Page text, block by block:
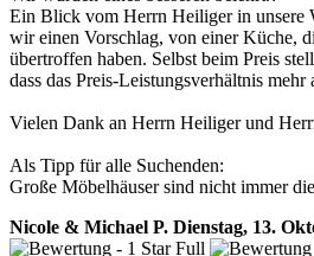
Ein Blick vom Herrn Heiliger in unsere
wir einen Vorschlag, von einer Küche,
übertroffen haben. Selbst beim Preis
dass das Preis-Leistungsverhältnis mehr
Vielen Dank an Herrn Heiliger und
Als Tipp für alle Suchenden:
Große Möbelhäuser sind nicht immer
Nicole & Michael P. Dienstag, 13.